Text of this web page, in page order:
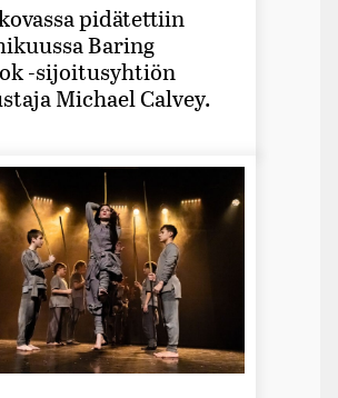
pidätettiin
Baring
-sijoitusyhtiön
Michael Calvey.